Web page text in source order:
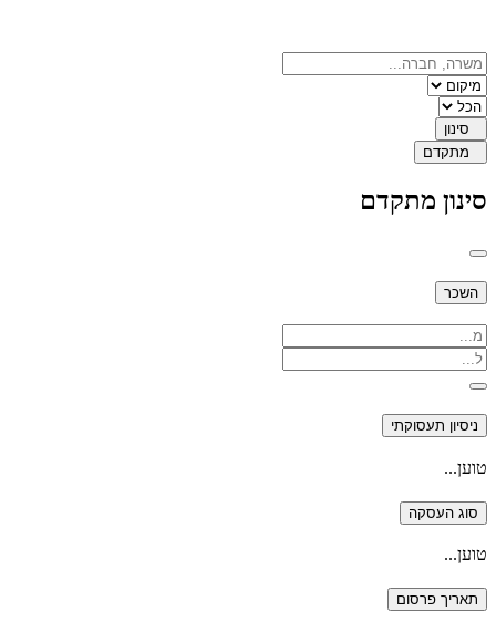
סינון
מתקדם
סינון מתקדם
השכר
ניסיון תעסוקתי
טוען...
סוג העסקה
טוען...
תאריך פרסום